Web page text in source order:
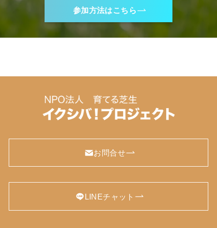
参加方法はこちら
お問合せ
LINEチャット